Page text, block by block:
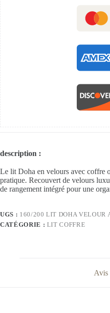
description :
Le lit Doha en velours avec coffre
pratique. Recouvert de velours
de rangement intégré pour une
UGS : 160/200 LIT DOHA VELOUR
CATÉGORIE : LIT COFFRE
Avis